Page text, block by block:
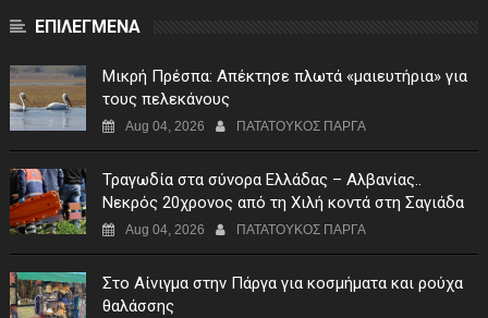
ΕΠΙΛΕΓΜΕΝΑ
Μικρή Πρέσπα: Απέκτησε πλωτά «μαιευτήρια» για
τους πελεκάνους
Aug 04, 2026 ΠΑΤΑΤΟΥΚΟΣ ΠΑΡΓΑ
Τραγωδία στα σύνορα Ελλάδας – Αλβανίας..
Νεκρός 20χρονος από τη Χιλή κοντά στη Σαγιάδα
Aug 04, 2026 ΠΑΤΑΤΟΥΚΟΣ ΠΑΡΓΑ
Στο Αίνιγμα στην Πάργα για κοσμήματα και ρούχα
θαλάσσης